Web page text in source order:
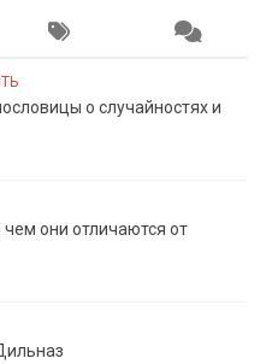
о случайностях и
чем они отличаются от